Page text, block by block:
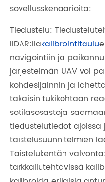
sovellusskenaarioita:
Tiedustelu:
liDAR:llakalibrointitaulu
navigointiin ja
järjestelmän UAV voi
kohdesijainnin ja
takaisin tukikohtaan
sotilasosastoja
tiedustelutiedot
taistelusuunnitelmien
Taistelukentän
tarkkailutehtävissä